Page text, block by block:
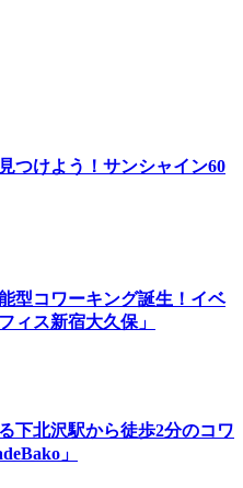
つけよう！サンシャイン60
型コワーキング誕生！イベ
ィス新宿大久保」
下北沢駅から徒歩2分のコワ
」